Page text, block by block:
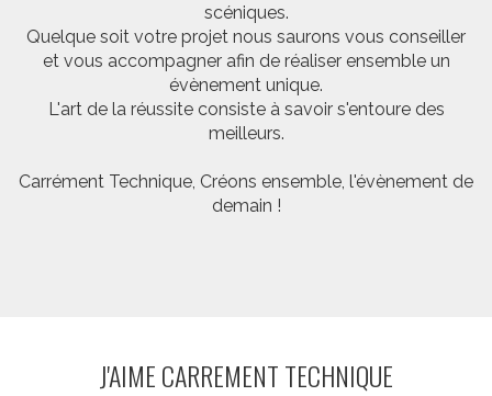
scéniques.
Quelque soit votre projet nous saurons vous conseiller
et vous accompagner afin de réaliser ensemble un
évènement unique.
L'art de la réussite consiste à savoir s'entoure des
meilleurs.
Carrément Technique, Créons ensemble, l'évènement de
demain !
J'AIME CARREMENT TECHNIQUE